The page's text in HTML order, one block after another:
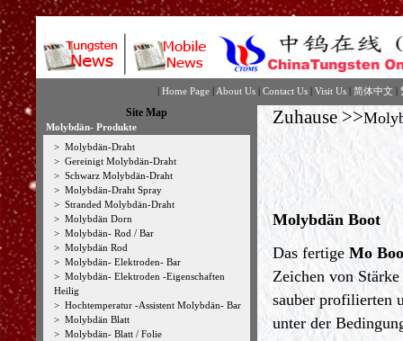
| Home Page | About Us | Contact Us | Visit Us | 简体中文 |
Site Map
Molybdän- Produkte
> Molybdän-Draht
> Gereinigt Molybdän-Draht
> Schwarz Molybdän-Draht
> Molybdän-Draht Spray
> Stranded Molybdän-Draht
> Molybdän Dorn
> Molybdän- Rod / Bar
> Molybdän Rod
> Molybdän- Elektroden- Bar
> Molybdän- Elektroden -Eigenschaften
Heilig
> Hochtemperatur -Assistent Molybdän- Bar
> Molybdän Blatt
> Molybdän- Blatt / Folie
Zuhause >>
Molybdän Boot
Das fertige Mo
Zeichen von
sauber profilierten
unter der